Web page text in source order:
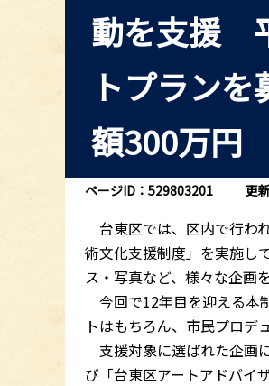
動を支援
トプラン
額300万円
ページID：529803201 更
台東区では、区内で行わ
術文化支援制度」を実施し
ス・写真など、様々な企画
今回で12年目を迎える本
トはもちろん、市民プロデ
支援対象に選ばれた企画
び「台東区アートアドバイ